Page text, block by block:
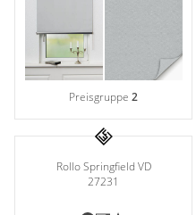
Preisgruppe2
Rollo Springfield VD
27231